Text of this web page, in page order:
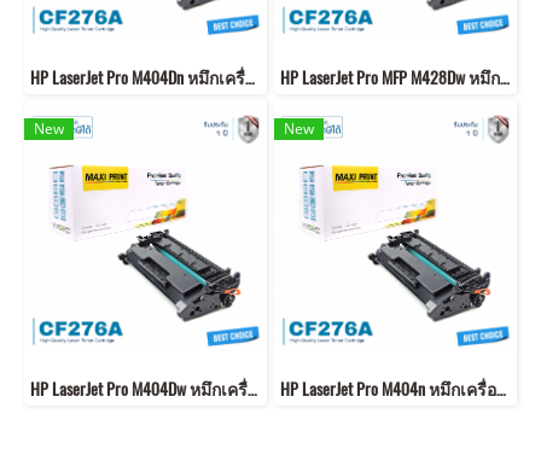
HP LaserJet Pro M404Dn หมึกเครื่องปริ้น CF276A คุณภาพสูง พิมพ์คมชัด ส่งฟรี HP LaserJet Pro MFP M428Dw หมึกเครื่องปริ้น CF276A คุณภาพสูง พิมพ์คมชัด ส่งฟรี
New
HP LaserJet Pro M404Dw หมึกเครื่องปริ้น CF276A คุณภาพสูง พิมพ์คมชัด ส่งฟรี
New
HP LaserJet Pro M404n หมึกเครื่องปริ้น CF276A คุณภาพสูง พิมพ์คมชัด ส่งฟรี